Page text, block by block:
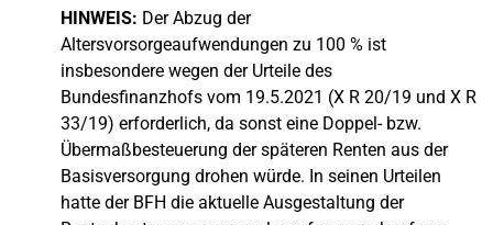
HINWEIS: Der Abzug der
Altersvorsorgeaufwendungen zu 100 % ist
insbesondere wegen der Urteile des
Bundesfinanzhofs vom 19.5.2021 (X R 20/19 und X R
33/19) erforderlich, da sonst eine Doppel- bzw.
Übermaßbesteuerung der späteren Renten aus der
Basisversorgung drohen würde. In seinen Urteilen
hatte der BFH die aktuelle Ausgestaltung der